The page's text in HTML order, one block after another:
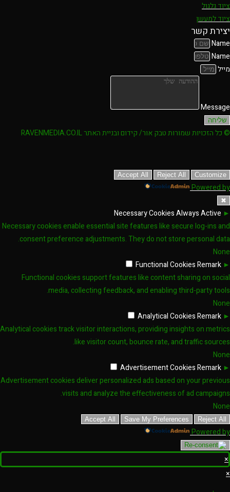
ציוד גלגול
ציוד למעשן
יצירת קשר
Name
Name
מייל
Message
שליחה
© כל הזכויות שמורות טבק אור/ קידום ובניית האתר RAVENMEDIA.CO.IL
Customize
Reject All
Accept All
Powered by
✖
►
Necessary CookiesAlways Active
Necessary cookies enable essential site features like secure log-ins and
consent preference adjustments. They do not store personal data.
None
►
Functional CookiesRemark
Functional cookies support features like content sharing on social
media, collecting feedback, and enabling third-party tools.
None
►
Analytical CookiesRemark
Analytical cookies track visitor interactions, providing insights on metrics
like visitor count, bounce rate, and traffic sources.
None
►
Advertisement CookiesRemark
Advertisement cookies deliver personalized ads based on your previous
visits and analyze the effectiveness of ad campaigns.
None
Reject All
Save My Preferences
Accept All
Powered by
×
×